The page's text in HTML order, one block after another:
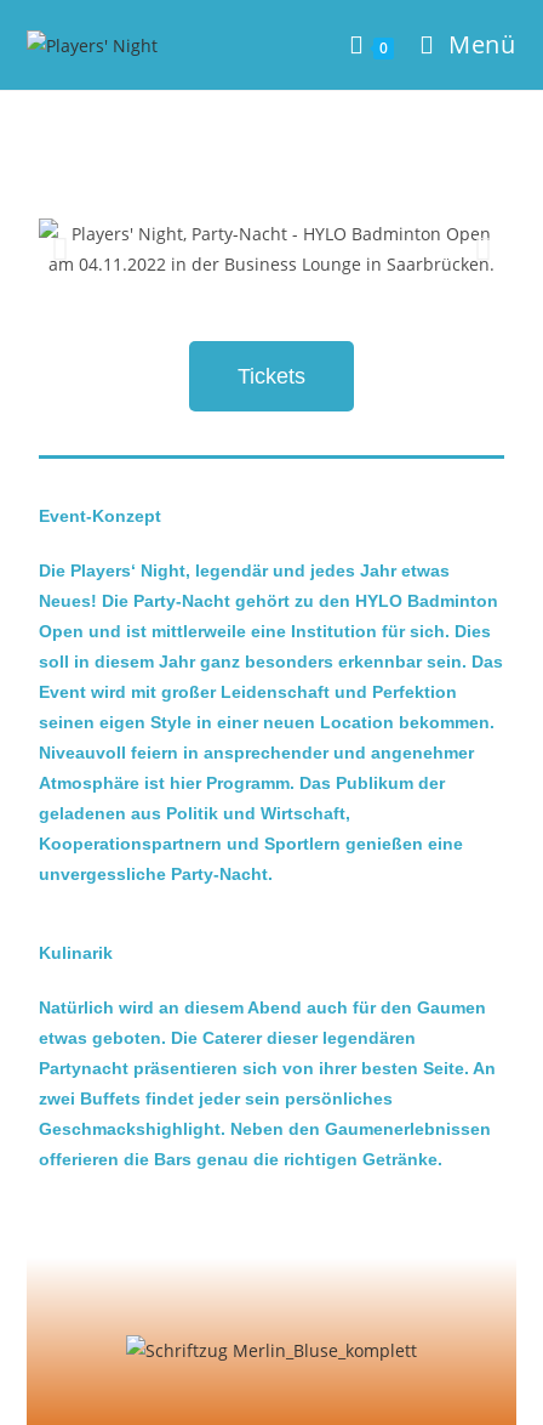
0 Menü
Tickets
Event-Konzept
Die Players‘ Night, legendär und jedes Jahr etwas
Neues! Die Party-Nacht gehört zu den HYLO Badminton
Open und ist mittlerweile eine Institution für sich. Dies
soll in diesem Jahr ganz besonders erkennbar sein. Das
Event wird mit großer Leidenschaft und Perfektion
seinen eigen Style in einer neuen Location bekommen.
Niveauvoll feiern in ansprechender und angenehmer
Atmosphäre ist hier Programm. Das Publikum der
geladenen aus Politik und Wirtschaft,
Kooperationspartnern und Sportlern genießen eine
unvergessliche Party-Nacht.
Kulinarik
Natürlich wird an diesem Abend auch für den Gaumen
etwas geboten. Die Caterer dieser legendären
Partynacht präsentieren sich von ihrer besten Seite. An
zwei Buffets findet jeder sein persönliches
Geschmackshighlight. Neben den Gaumenerlebnissen
offerieren die Bars genau die richtigen Getränke.